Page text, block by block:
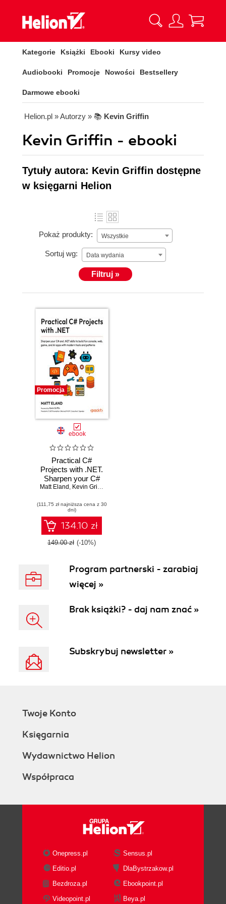
Kategorie Książki Ebooki Kursy video
Audiobooki Promocje Nowości Bestsellery
Darmowe ebooki
Helion.pl » Autorzy » 📚 Kevin Griffin
Kevin Griffin - ebooki
Tytuły autora: Kevin Griffin dostępne
w księgarni Helion
Pokaż produkty: Wszystkie
Sortuj wg: Data wydania
Filtruj »
Promocja
ebook
Practical C#
Projects with .NET.
Sharpen your C#
and .NET skills to
web, game and AI
apps with modern
tools and patterns
Matt Eland , Kevin Griffin
(111,75 zł najniższa cena z 30
dni)
134.10 zł
149.00 zł (-10%)
Program partnerski - zarabiaj
więcej »
Brak książki? - daj nam znać »
Subskrybuj newsletter »
Twoje Konto
Księgarnia
Wydawnictwo Helion
Współpraca
Onepress.pl
Sensus.pl
Editio.pl
DlaBystrzakow.pl
Bezdroza.pl
Ebookpoint.pl
Videopoint.pl
Beya.pl